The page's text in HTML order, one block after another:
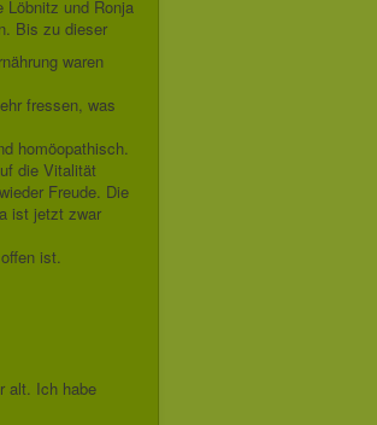
Bis zu dieser
waren
fressen, was
homöopathisch.
die Vitalität
Freude. Die
ist jetzt zwar
ist.
alt. Ich habe